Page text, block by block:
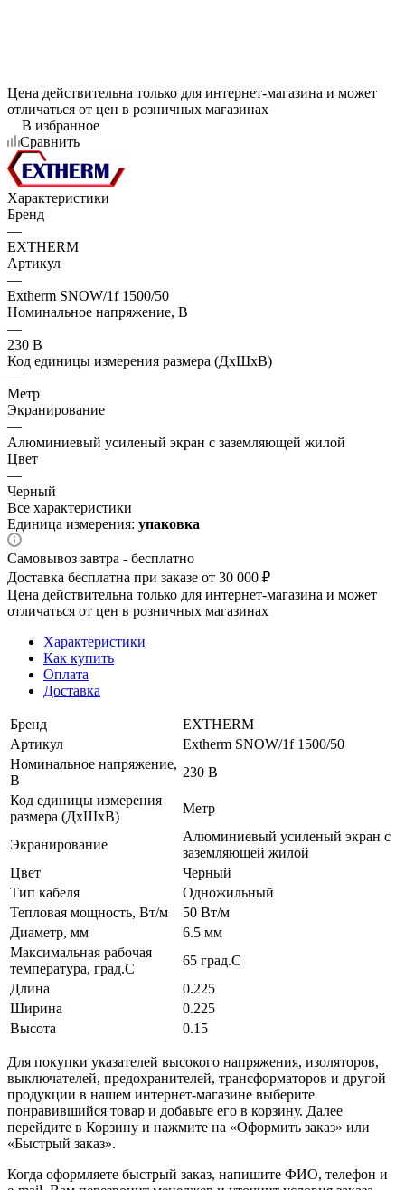
Цена действительна только для интернет-магазина и может
отличаться от цен в розничных магазинах
В избранное
Сравнить
Характеристики
Бренд
—
EXTHERM
Артикул
—
Extherm SNOW/1f 1500/50
Номинальное напряжение, В
—
230 В
Код единицы измерения размера (ДхШхВ)
—
Метр
Экранирование
—
Алюминиевый усиленый экран с заземляющей жилой
Цвет
—
Черный
Все характеристики
Единица измерения: упаковка
Самовывоз завтра - бесплатно
Доставка бесплатна при заказе от 30 000 ₽
Цена действительна только для интернет-магазина и может
отличаться от цен в розничных магазинах
Характеристики
Как купить
Оплата
Доставка
Бренд
EXTHERM
Артикул
Extherm SNOW/1f 1500/50
Номинальное напряжение,
В
230 В
Код единицы измерения
размера (ДхШхВ)
Метр
Экранирование
Алюминиевый усиленый экран с
заземляющей жилой
Цвет
Черный
Тип кабеля
Одножильный
Тепловая мощность, Вт/м
50 Вт/м
Диаметр, мм
6.5 мм
Максимальная рабочая
температура, град.C
65 град.C
Длина
0.225
Ширина
0.225
Высота
0.15
Для покупки указателей высокого напряжения, изоляторов,
выключателей, предохранителей, трансформаторов и другой
продукции в нашем интернет-магазине выберите
понравившийся товар и добавьте его в корзину. Далее
перейдите в Корзину и нажмите на «Оформить заказ» или
«Быстрый заказ».
Когда оформляете быстрый заказ, напишите ФИО, телефон и